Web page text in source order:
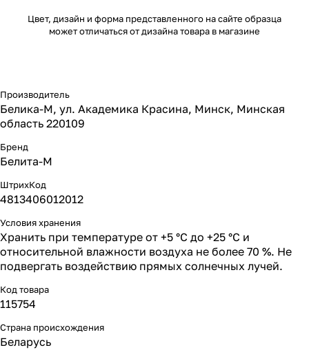
Цвет, дизайн и форма представленного на сайте образца
может отличаться от дизайна товара в магазине
Производитель
Белика-М, ул. Академика Красина, Минск, Минская
область 220109
Бренд
Белита-М
ШтрихКод
4813406012012
Условия хранения
Хранить при температуре от +5 °С до +25 °С и
относительной влажности воздуха не более 70 %. Не
подвергать воздействию прямых солнечных лучей.
Код товара
115754
Страна происхождения
Беларусь